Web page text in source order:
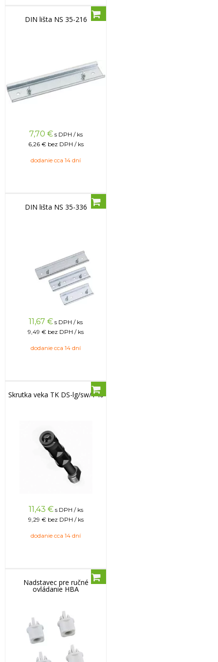
DIN lišta NS 35-216
7,70 € s DPH / ks
6,26 € bez DPH / ks
dodanie cca 14 dní
DIN lišta NS 35-336
11,67 € s DPH / ks
9,49 € bez DPH / ks
dodanie cca 14 dní
Skrutka veka TK DS-lg/sw/T40
11,43 € s DPH / ks
9,29 € bez DPH / ks
dodanie cca 14 dní
Nadstavec pre ručné
ovládanie HBA